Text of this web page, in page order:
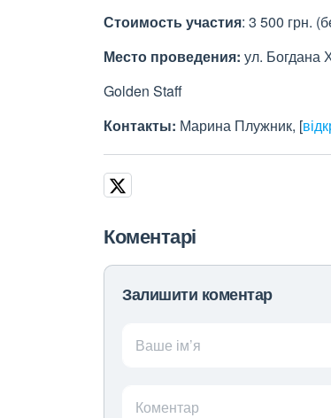
Стоимость участия: 3 500 грн.
Место проведения: ул. Богдана
Golden Staff
Контакты: Марина Плужник, [
Коментарі
Залишити коментар
Ваше ім’я
Коментар